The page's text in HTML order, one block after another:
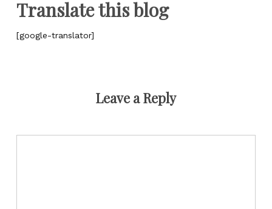
Translate this blog
[google-translator]
Leave a Reply